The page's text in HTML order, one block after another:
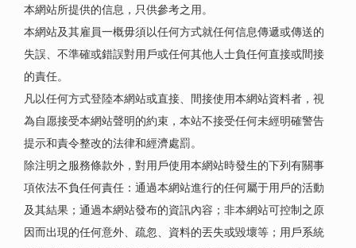
本網站所提供的信息，只供參考之用。
本網站及其雇員一概毋須以任何方式就任何信息傳遞或傳送的
失誤、不準確或錯誤對用戶或任何其他人士負任何直接或間接
的責任。
凡以任何方式登陸本網站或直接、間接使用本網站資料者，視
為自愿接受本網站聲明的約束，本站不接受任何未經明確警告
提示和責令整改的法律和經濟處罰。
除注明之服務條款外，對用戶使用本網站時發生的下列有關事
項依法不負任何責任：通過本網站進行的任何屬于用戶的活動
及其結果；通過本網站發布的資訊內容；非本網站可控制之原
因而出現的任何意外、疏忽、資料的丟失或毀壞等；用戶系統